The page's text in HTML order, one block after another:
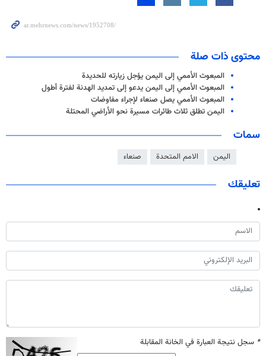
محتوى ذات صلة
المبعوث الأممي إلى اليمن يؤجل زيارته للحديدة
المبعوث الأممي إلى اليمن يدعو إلى تمديد الهدنة لفترة أطول
المبعوث الأممي يصل صنعاء لإجراء مفاوضات
اليمن تطلق ثلاث طائرات مسيرة نحو الأراضي المحتلة
سمات
اليمن الامم المتحدة صنعاء
تعليقك
* سجل نتيجة العبارة في الخانة المقابلة